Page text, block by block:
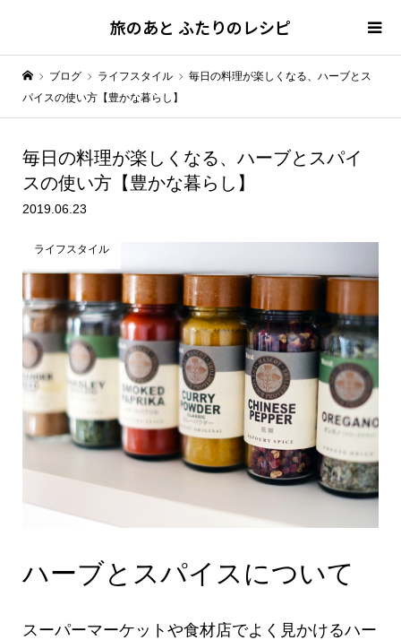
旅のあと ふたりのレシピ
ブログ ライフスタイル
毎日の料理が楽しくなる、ハーブとス
パイスの使い方【豊かな暮らし】
毎日の料理が楽しくなる、ハーブとスパイ
スの使い方【豊かな暮らし】
2019.06.23
ライフスタイル
ハーブとスパイスについて
スーパーマーケットや食材店でよく見かけるハー